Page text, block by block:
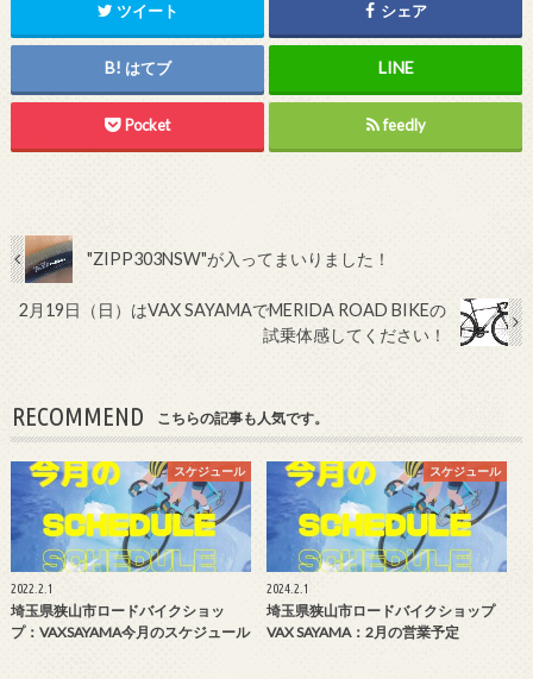
ツイート シェア
はてブ
Pocket feedly
"ZIPP303NSW"が入ってまいりました！
2月19日（日）はVAX SAYAMAでMERIDA ROAD BIKEの
試乗体感してください！
RECOMMEND こちらの記事も人気です。
スケジュール
2022.2.1
埼玉県狭山市ロードバイクショッ
プ：VAXSAYAMA今月のスケジュール
スケジュール
2024.2.1
埼玉県狭山市ロードバイクショップ
VAX SAYAMA：2月の営業予定